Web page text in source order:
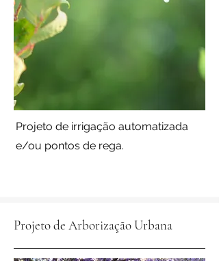
Projeto de irrigação automatizada
e/ou pontos de rega.
Projeto de Arborização Urbana